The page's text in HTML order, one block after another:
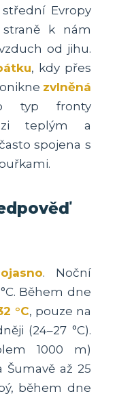
Evropy
k nám
od jihu.
, kdy přes
zvlněná
typ fronty
teplým a
spojena s
. Noční
Během dne
°C, pouze na
(24–27 °C).
1000 m)
Šumavě až 25
během dne